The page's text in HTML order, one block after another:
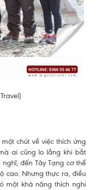
chút về việc thích ứng
ai cũng lo lắng khi bắt
đến Tây Tạng cơ thể
cao. Nhưng thực ra, điều
một khả năng thích nghi